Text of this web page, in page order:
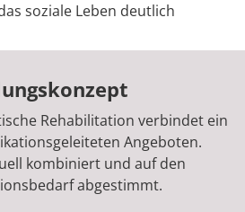
soziale Leben deutlich
Rehabilitation verbindet ein
Angeboten.
kombiniert und auf den
abgestimmt.